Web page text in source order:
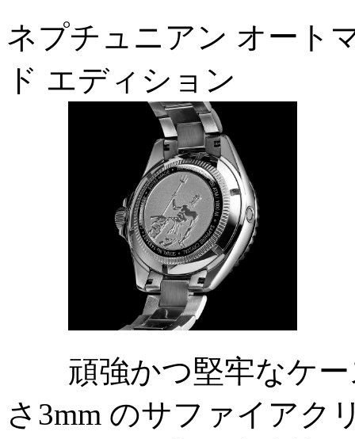
ネプチュニアン オート
ド エディション
頑強かつ堅牢なケー
さ3mm のサファイアク